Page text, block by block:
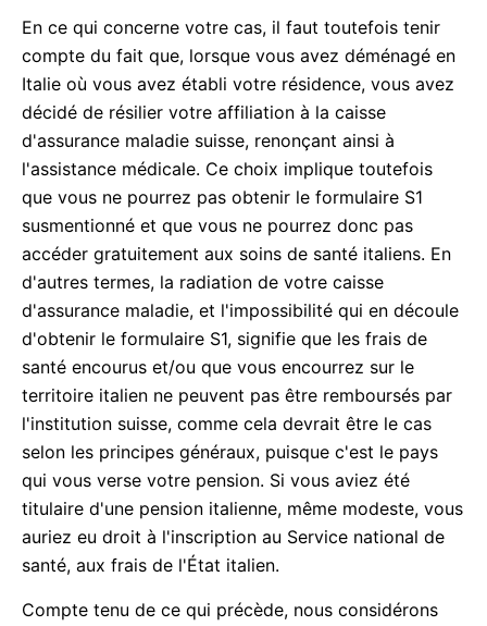
En ce qui concerne votre cas, il faut toutefois tenir
compte du fait que, lorsque vous avez déménagé en
Italie où vous avez établi votre résidence, vous avez
décidé de résilier votre affiliation à la caisse
d'assurance maladie suisse, renonçant ainsi à
l'assistance médicale. Ce choix implique toutefois
que vous ne pourrez pas obtenir le formulaire S1
susmentionné et que vous ne pourrez donc pas
accéder gratuitement aux soins de santé italiens. En
d'autres termes, la radiation de votre caisse
d'assurance maladie, et l'impossibilité qui en découle
d'obtenir le formulaire S1, signifie que les frais de
santé encourus et/ou que vous encourrez sur le
territoire italien ne peuvent pas être remboursés par
l'institution suisse, comme cela devrait être le cas
selon les principes généraux, puisque c'est le pays
qui vous verse votre pension. Si vous aviez été
titulaire d'une pension italienne, même modeste, vous
auriez eu droit à l'inscription au Service national de
santé, aux frais de l'État italien.
Compte tenu de ce qui précède, nous considérons